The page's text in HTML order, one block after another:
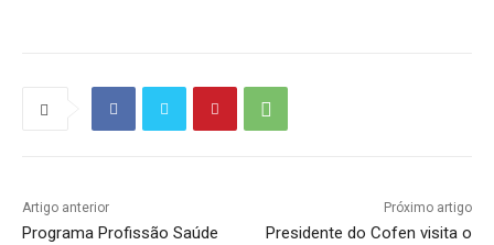
Artigo anterior
Programa Profissão Saúde
Próximo artigo
Presidente do Cofen visita o